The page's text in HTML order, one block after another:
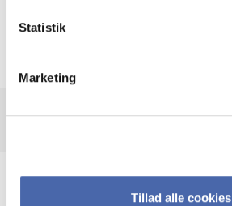
Statistik
Marketing
Tillad alle cookies
Krigen i Ukraine